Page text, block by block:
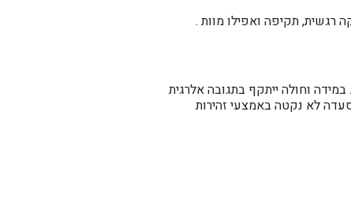
רגשית, תקיפה ואפילו מוות .
וחולה ייתקף בתגובה אלרגית
לא נקטה באמצעי זהירות